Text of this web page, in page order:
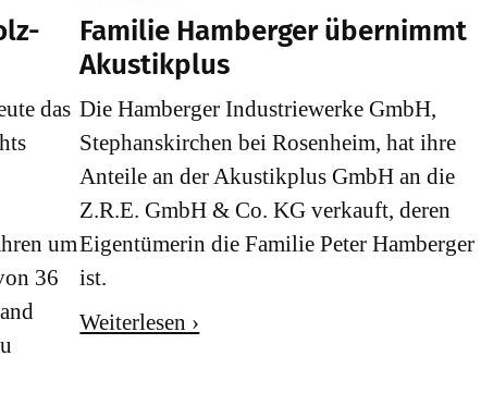
das
um
36
Familie Hamberger übernimmt
Akustikplus
Die Hamberger Industriewerke GmbH,
Stephanskirchen bei Rosenheim, hat ihre
Anteile an der Akustikplus GmbH an die
Z.R.E. GmbH & Co. KG verkauft, deren
Eigentümerin die Familie Peter Hamberger
ist.
Weiterlesen ›